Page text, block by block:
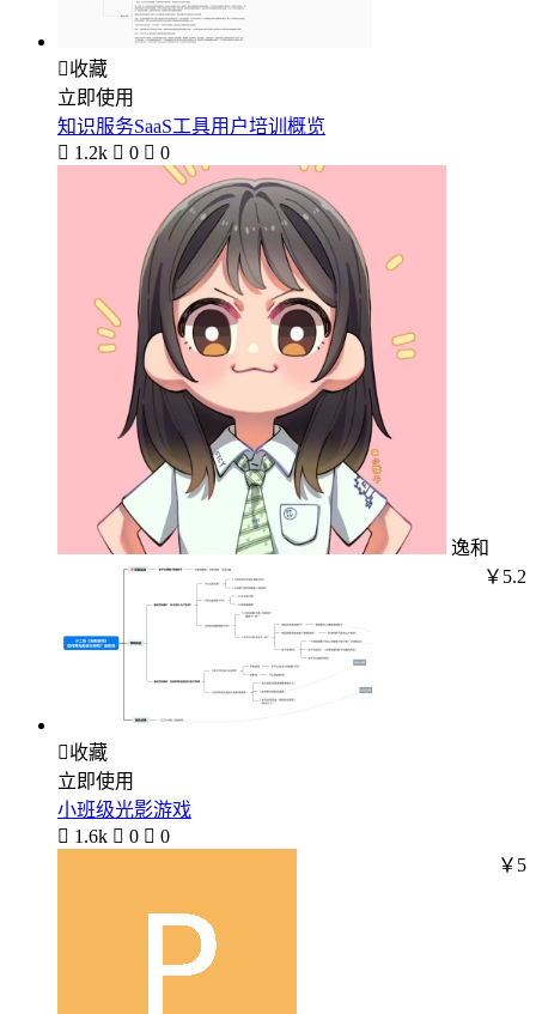
收藏
立即使用
知识服务SaaS工具用户培训概览
 1.2k  0  0
逸和
￥5.2
收藏
立即使用
小班级光影游戏
 1.6k  0  0
￥5